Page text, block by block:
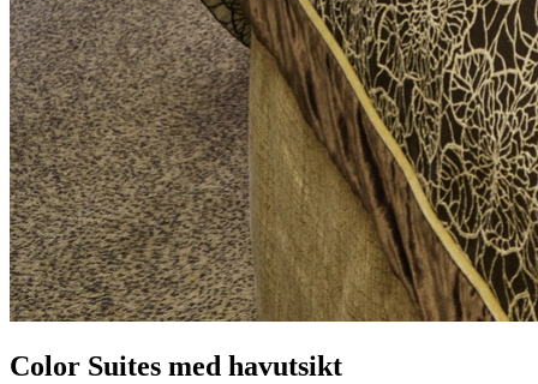
Color Suites med havutsikt